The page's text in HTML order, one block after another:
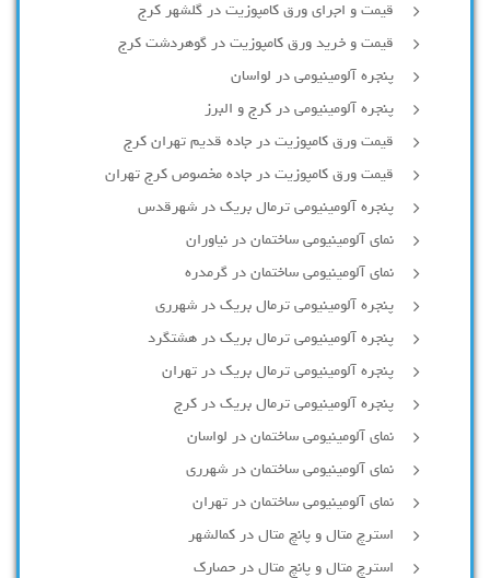
قیمت و اجرای ورق کامپوزیت در گلشهر کرج
قیمت و خرید ورق کامپوزیت در گوهردشت کرج
پنجره آلومینیومی در لواسان
پنجره آلومینیومی در کرج و البرز
قیمت ورق کامپوزیت در جاده قدیم تهران کرج
قیمت ورق کامپوزیت در جاده مخصوص کرج تهران
پنجره آلومینیومی ترمال بریک در شهرقدس
نمای آلومینیومی ساختمان در نیاوران
نمای آلومینیومی ساختمان در گرمدره
پنجره آلومینیومی ترمال بریک در شهرری
پنجره آلومینیومی ترمال بریک در هشتگرد
پنجره آلومینیومی ترمال بریک در تهران
پنجره آلومینیومی ترمال بریک در کرج
نمای آلومینیومی ساختمان در لواسان
نمای آلومینیومی ساختمان در شهرری
نمای آلومینیومی ساختمان در تهران
استرچ متال و پانچ متال در کمالشهر
استرچ متال و پانچ متال در حصارك